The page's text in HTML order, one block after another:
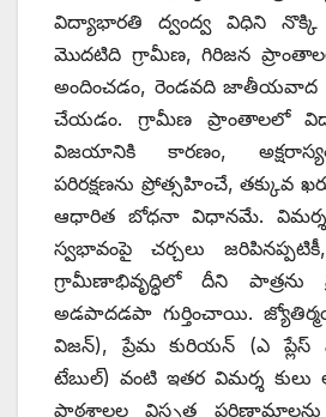
విద్యాభారతి ద్వంద్వ విధిని
మొదటిది గ్రామీణ, గిరిజన
అందించడం, రెండవది జాతీయవాద
చేయడం. గ్రామీణ ప్రాంతాలలో
విజయానికి కారణం,
పరిరక్షణను ప్రోత్సహించే, తక్కువ
ఆధారిత బోధనా విధానమే.
స్వభావంపై చర్చలు
గ్రామీణాభివృద్ధిలో దీని పాత్రను
అడపాదడపా గుర్తించాయి.
విజన్), ప్రేమ కురియన్ (ఎ ప్లేస్
టేబుల్) వంటి ఇతర విమర్శ కులు
పాఠశాలల విస్తృత పరిణామాలను